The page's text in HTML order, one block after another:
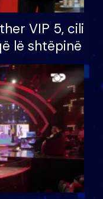
VIP 5, cili
lë shtëpinë